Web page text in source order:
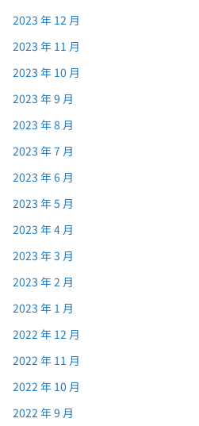
2023 年 12 月
2023 年 11 月
2023 年 10 月
2023 年 9 月
2023 年 8 月
2023 年 7 月
2023 年 6 月
2023 年 5 月
2023 年 4 月
2023 年 3 月
2023 年 2 月
2023 年 1 月
2022 年 12 月
2022 年 11 月
2022 年 10 月
2022 年 9 月